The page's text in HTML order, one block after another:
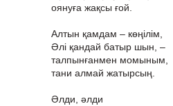
оянуға жақсы ғой.
Алтын қамдам – көңілім,
Әлі қандай батыр шын, –
талпынғанмен момыным,
тани алмай жатырсың.
Әлди, әлди